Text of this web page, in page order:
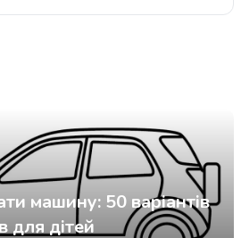
машину: 50 варіантів
для дітей